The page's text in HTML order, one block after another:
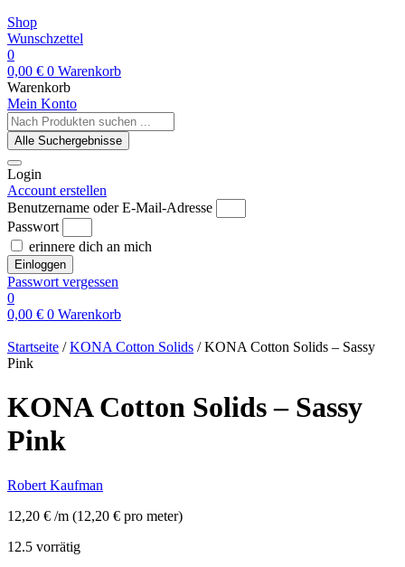
Shop
Wunschzettel
0
0,00 € 0 Warenkorb
Warenkorb
Mein Konto
Search
...Alle Suchergebnisse
Login
Account erstellen
Benutzername oder E-Mail-Adresse
Passwort
erinnere dich an mich
Einloggen
Passwort vergessen
0
0,00 € 0 Warenkorb
Startseite /KONA Cotton Solids / KONA Cotton Solids – Sassy
Pink
KONA Cotton Solids – Sassy
Pink
Robert Kaufman
12,20 € /m (12,20 € pro meter)
12.5 vorrätig